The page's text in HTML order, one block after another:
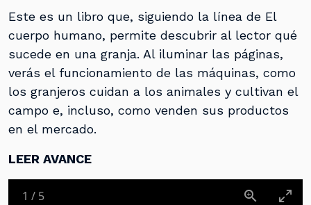
Este es un libro que, siguiendo la línea de El
cuerpo humano, permite descubrir al lector qué
sucede en una granja. Al iluminar las páginas,
verás el funcionamiento de las máquinas, como
los granjeros cuidan a los animales y cultivan el
campo e, incluso, como venden sus productos
en el mercado.
LEER AVANCE
1 / 5